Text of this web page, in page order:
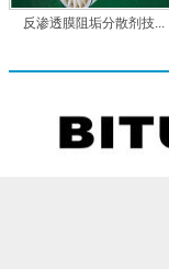
反渗透膜阻垢分散剂技...